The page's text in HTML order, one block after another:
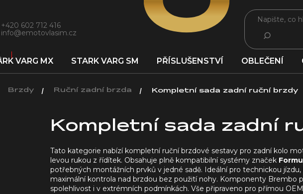
+420 602 712 416
info@emotovlasim.cz
HLEDAT
VARG MX STARK VARG SM PŘÍSLUŠENSTVÍ OBLEČENÍ
Brzdy Ruční zadní brzda Kompletní sada zadní ruční brzdy
Kompletní sada zadní
Tato kategorie nabízí kompletní ruční brzdové sestavy pro zadní kolo
levou rukou z řídítek. Obsahuje plně kompatibilní systémy značek
potřebných montážních prvků v jedné sadě. Ideální pro technickou
maximální kontrola nad brzdou bez použití nohy. Komponenty Brembo
spolehlivost i v extrémních podmínkách. Vše připraveno pro přímou